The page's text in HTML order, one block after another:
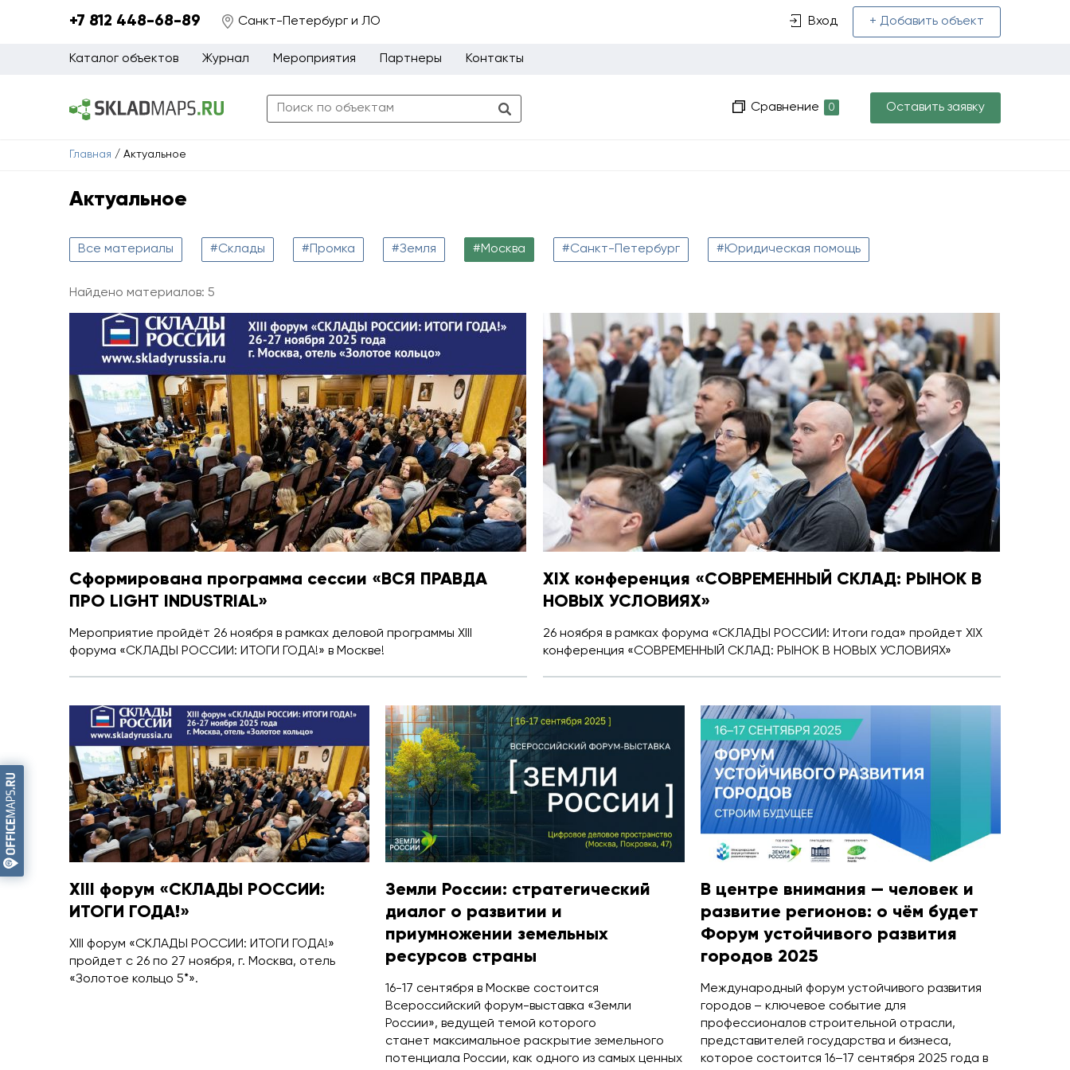
+7 812 448-68-89 Санкт-Петербург и ЛО Вход + Добавить объект
Каталог объектов Журнал Мероприятия Партнеры Контакты
Сравнение 0 Оставить заявку
Главная / Актуальное
Актуальное
Все материалы #Склады #Промка #Земля #Москва #Санкт-Петербург #Юридическая помощь
Найдено материалов: 5
Сформирована программа сессии «ВСЯ ПРАВДА
ПРО LIGHT INDUSTRIAL»
Мероприятие пройдёт 26 ноября в рамках деловой программы XIII
форума «СКЛАДЫ РОССИИ: ИТОГИ ГОДА!» в Москве!
XIX конференция «СОВРЕМЕННЫЙ СКЛАД: РЫНОК В
НОВЫХ УСЛОВИЯХ»
26 ноября в рамках форума «СКЛАДЫ РОССИИ: Итоги года» пройдет XIX
конференция «СОВРЕМЕННЫЙ СКЛАД: РЫНОК В НОВЫХ УСЛОВИЯХ»
XIII форум «СКЛАДЫ РОССИИ:
ИТОГИ ГОДА!»
XIII форум «СКЛАДЫ РОССИИ: ИТОГИ ГОДА!»
пройдет с 26 по 27 ноября, г. Москва, отель
«Золотое кольцо 5*».
Земли России: стратегический
диалог о развитии и
приумножении земельных
ресурсов страны
16-17 сентября в Москве состоится
Всероссийский форум-выставка «Земли
России», ведущей темой которого
станет максимальное раскрытие земельного
потенциала России, как одного из самых ценных
В центре внимания — человек и
развитие регионов: о чём будет
Форум устойчивого развития
городов 2025
Международный форум устойчивого развития
городов – ключевое событие для
профессионалов строительной отрасли,
представителей государства и бизнеса,
которое состоится 16–17 сентября 2025 года в